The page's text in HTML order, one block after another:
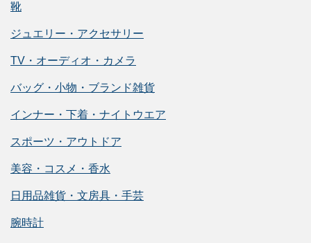
靴
ジュエリー・アクセサリー
TV・オーディオ・カメラ
バッグ・小物・ブランド雑貨
インナー・下着・ナイトウエア
スポーツ・アウトドア
美容・コスメ・香水
日用品雑貨・文房具・手芸
腕時計